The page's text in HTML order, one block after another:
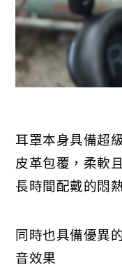
耳罩本身具備超
皮革包覆，柔軟
長時間配戴的悶
同時也具備優異
音效果